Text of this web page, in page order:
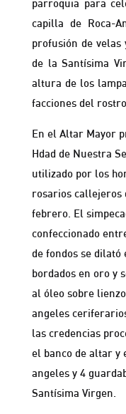
parroquia para
capilla de Roca-
profusión de
de la Santísima
altura de los
facciones del
En el Altar Mayor
Hdad de Nuestra
utilizado por los
rosarios callejeros
febrero. El
confeccionado
de fondos se dilató
bordados en oro y
al óleo sobre
angeles
las credencias
el banco de altar y
angeles y 4
Santísima Virgen.